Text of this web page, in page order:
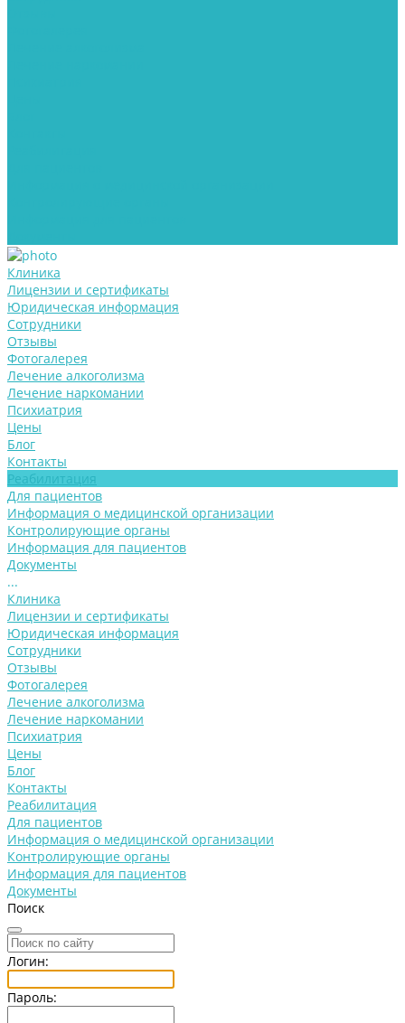
Клиника
Лицензии и сертификаты
Юридическая информация
Сотрудники
Отзывы
Фотогалерея
Лечение алкоголизма
Лечение наркомании
Психиатрия
Цены
Блог
Контакты
Реабилитация
Для пациентов
Информация о медицинской организации
Контролирующие органы
Информация для пациентов
Документы
...
Клиника
Лицензии и сертификаты
Юридическая информация
Сотрудники
Отзывы
Фотогалерея
Лечение алкоголизма
Лечение наркомании
Психиатрия
Цены
Блог
Контакты
Реабилитация
Для пациентов
Информация о медицинской организации
Контролирующие органы
Информация для пациентов
Документы
Поиск
Логин:
Пароль: